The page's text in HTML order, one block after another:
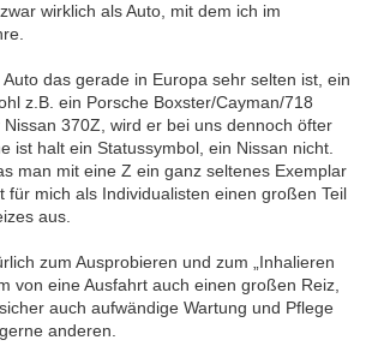
wirklich als Auto, mit dem ich im
das gerade in Europa sehr selten ist, ein
z.B. ein Porsche Boxster/Cayman/718
370Z, wird er bei uns dennoch öfter
ist halt ein Statussymbol, ein Nissan nicht.
man mit eine Z ein ganz seltenes Exemplar
für mich als Individualisten einen großen Teil
aus.
zum Ausprobieren und zum „Inhalieren
von eine Ausfahrt auch einen großen Reiz,
auch aufwändige Wartung und Pflege
anderen.